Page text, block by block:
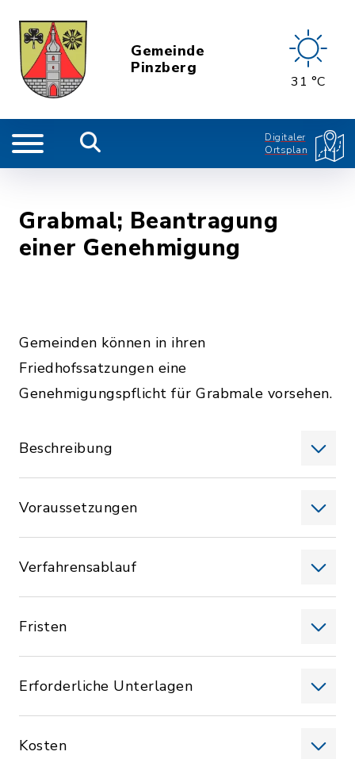
Gemeinde
Pinzberg
31 °C
Digitaler
Ortsplan
Grabmal; Beantragung
einer Genehmigung
Gemeinden können in ihren
Friedhofssatzungen eine
Genehmigungspflicht für Grabmale vorsehen.
Beschreibung
Voraussetzungen
Verfahrensablauf
Fristen
Erforderliche Unterlagen
Kosten